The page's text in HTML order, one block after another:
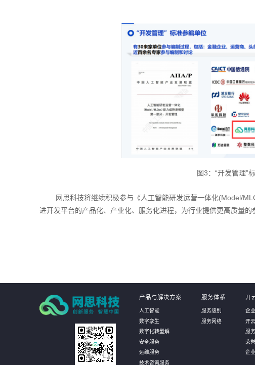
图3：“开发管理”
网思科技将继续积极参与《人工智能研发运营一体化(Model/
进开发平台的产品化、产业化、服务化进程，为行业提供更高质量的
产品与解决方案
人工智能
数字孪生
数字化转型解
安全服务
运维服务
技术咨询服务
服务体系
服务级别
服务网络
开
企
开
服
荣
企